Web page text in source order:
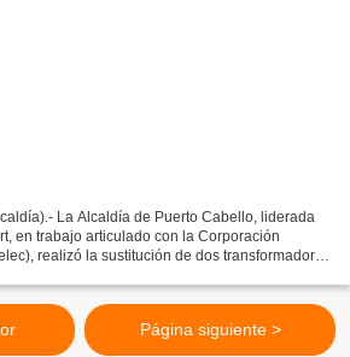
La Alcaldía de Puerto Cabello, liderada
en trabajo articulado con la Corporación
realizó la sustitución de dos transformadores
Página siguiente >